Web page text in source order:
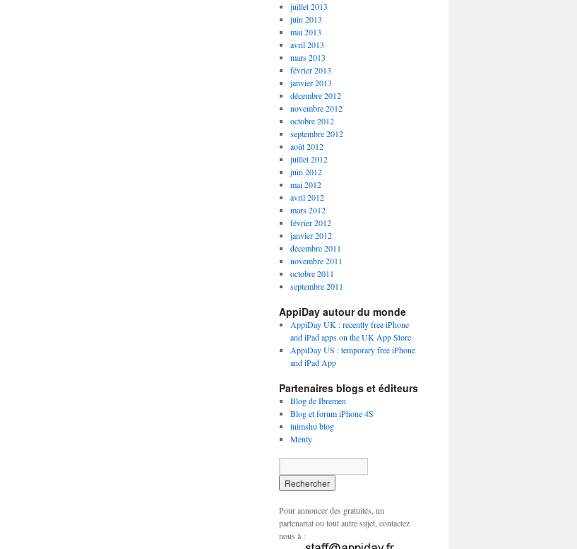
juillet 2013
juin 2013
mai 2013
avril 2013
mars 2013
février 2013
janvier 2013
décembre 2012
novembre 2012
octobre 2012
septembre 2012
août 2012
juillet 2012
juin 2012
mai 2012
avril 2012
mars 2012
février 2012
janvier 2012
décembre 2011
novembre 2011
octobre 2011
septembre 2011
AppiDay autour du monde
AppiDay UK : recently free iPhone
and iPad apps on the UK App Store
AppiDay US : temporary free iPhone
and iPad App
Partenaires blogs et éditeurs
Blog de Ibremen
Blog et forum iPhone 4S
inimshu blog
Menly
Pour annoncer des gratuités, un
partenariat ou tout autre sujet, contactez
nous à :